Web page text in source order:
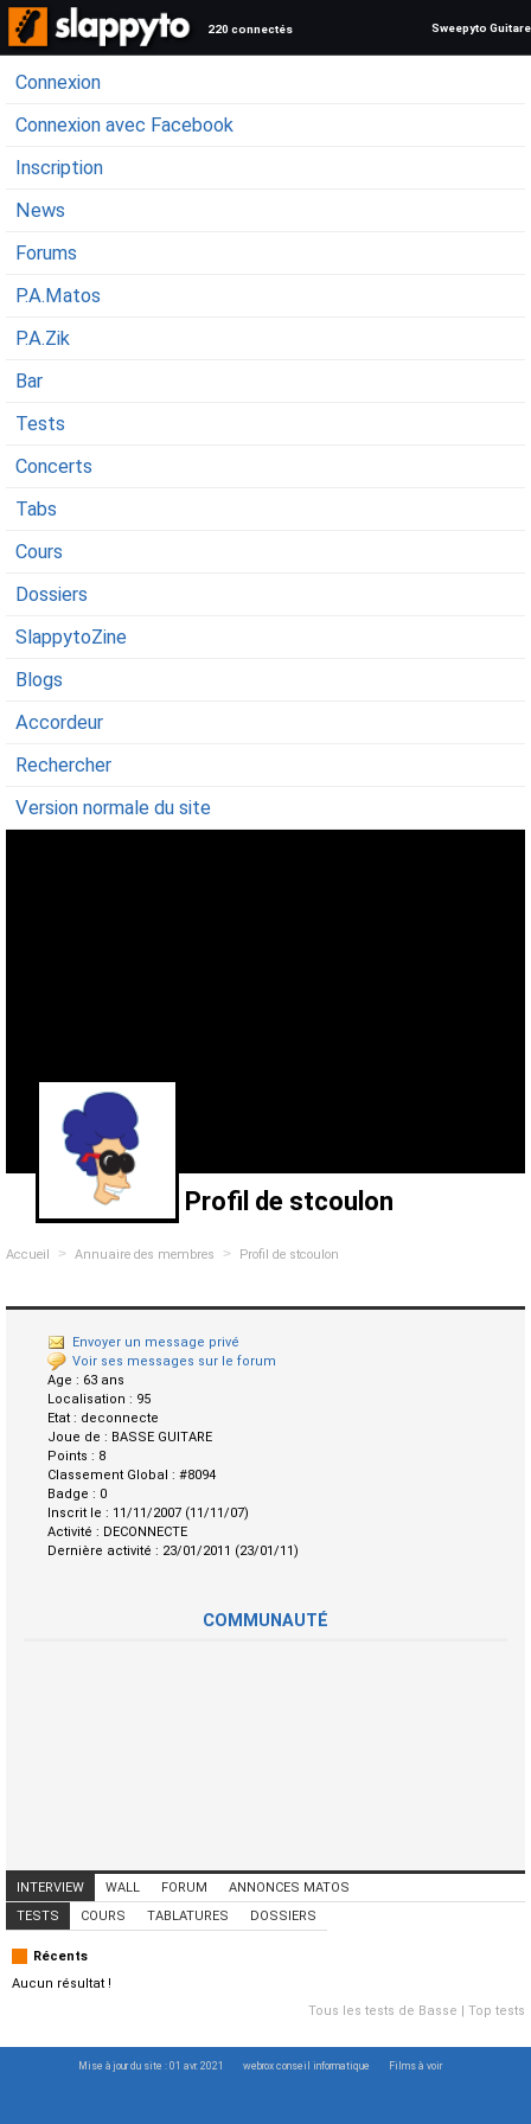
220 connectés Sweepyto Guitare
Connexion
Connexion avec Facebook
Inscription
News
Forums
P.A.Matos
P.A.Zik
Bar
Tests
Concerts
Tabs
Cours
Dossiers
SlappytoZine
Blogs
Accordeur
Rechercher
Version normale du site
Profil de stcoulon
Accueil > Annuaire des membres > Profil de stcoulon
Envoyer un message privé
Voir ses messages sur le forum
Age : 63 ans
Localisation : 95
Etat : deconnecte
Joue de : BASSE GUITARE
Points : 8
Classement Global : #8094
Badge : 0
Inscrit le : 11/11/2007 (11/11/07)
Activité : DECONNECTE
Dernière activité : 23/01/2011 (23/01/11)
COMMUNAUTÉ
INTERVIEW WALL FORUM
ANNONCES MATOS
ANNONCES MUSICIENS
CONCERTS
TESTS COURS TABLATURES DOSSIERS
Récents
Aucun résultat !
Tous les tests de Basse
Top tests
Mise à jour du site : 01 avr. 2021 webrox conseil informatique Films à voir